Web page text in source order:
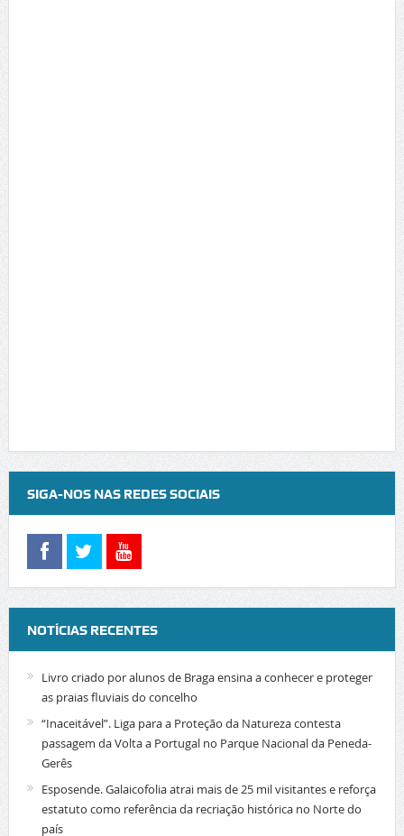
SIGA-NOS NAS REDES SOCIAIS
NOTÍCIAS RECENTES
Livro criado por alunos de Braga ensina a conhecer e proteger
as praias fluviais do concelho
“Inaceitável”. Liga para a Proteção da Natureza contesta
passagem da Volta a Portugal no Parque Nacional da Peneda-
Gerês
Esposende. Galaicofolia atrai mais de 25 mil visitantes e reforça
estatuto como referência da recriação histórica no Norte do
país